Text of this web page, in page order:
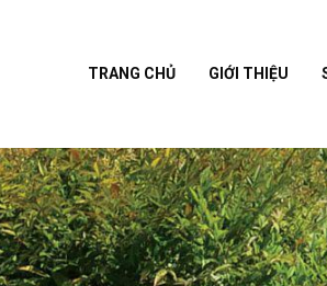
TRANG CHỦ GIỚI THIỆU